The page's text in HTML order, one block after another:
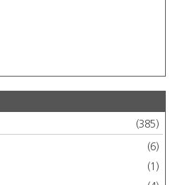
(385)
(6)
(1)